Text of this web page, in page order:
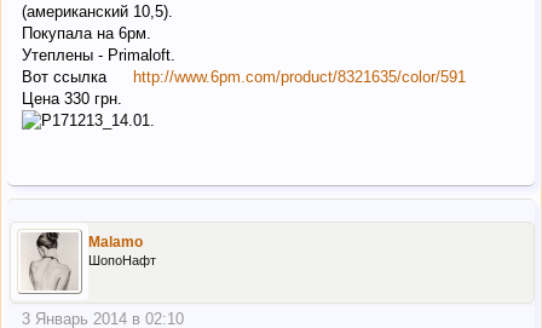
(американский 10,5).
Покупала на 6рм.
Утеплены - Primaloft.
Вот ссылка
http://www.6pm.com/product/8321635/color/591
Цена 330 грн.
Malamo
ШопоНафт
3 Январь 2014 в 02:10